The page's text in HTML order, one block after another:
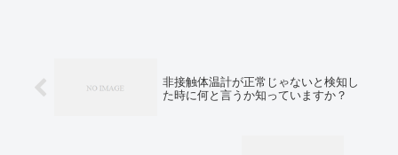
非接触体温計が正常じゃないと検知し
た時に何と言うか知っていますか？